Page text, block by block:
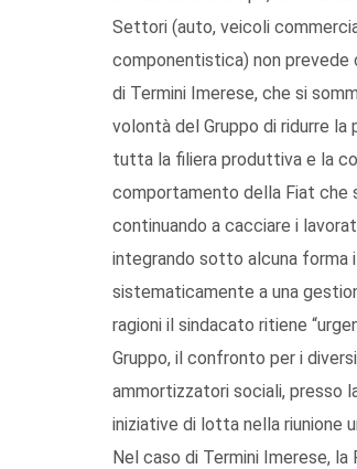
Settori (auto, veicoli
componentistica) non prevede
di Termini Imerese, che si
volontà del Gruppo di ridurre
tutta la filiera produttiva e la
comportamento della Fiat che
continuando a cacciare i
integrando sotto alcuna forma
sistematicamente a una
ragioni il sindacato ritiene
Gruppo, il confronto per i
ammortizzatori sociali, presso
iniziative di lotta nella riunione
Nel caso di Termini Imerese,